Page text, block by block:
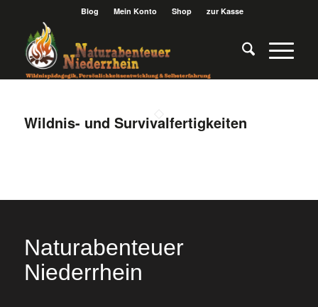
Blog Mein Konto Shop zur Kasse
Wildnis- und Survivalfertigkeiten
Naturabenteuer
Niederrhein